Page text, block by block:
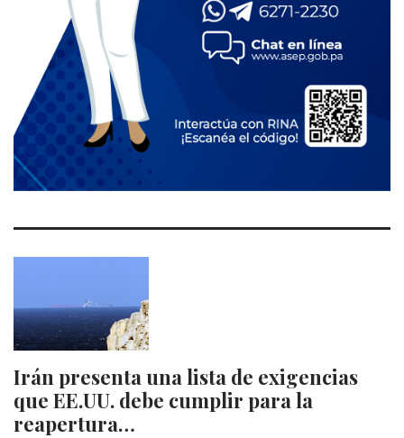
Irán presenta una lista de exigencias
que EE.UU. debe cumplir para la
reapertura…